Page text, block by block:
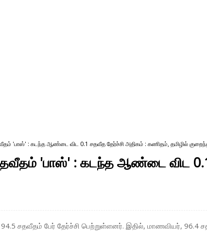
'பாஸ்' : கடந்த ஆண்டை விட 0.1 சதவீத தேர்ச்சி அதிகம் : கணிதம், தமிழில்
'பாஸ்' : கடந்த ஆண்டை விட
94.5 சதவீதம் பேர் தேர்ச்சி பெற்றுள்ளனர். இதில், மாணவியர்,